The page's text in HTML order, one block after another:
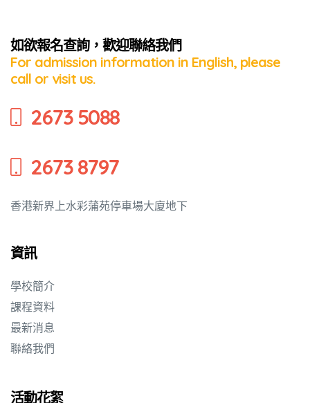
如欲報名查詢，歡迎聯絡我們
For admission information in English, please
call or visit us.
2673 5088
2673 8797
香港新界上水彩蒲苑停車場大廈地下
資訊
學校簡介
課程資料
最新消息
聯絡我們
活動花絮
養幼兒